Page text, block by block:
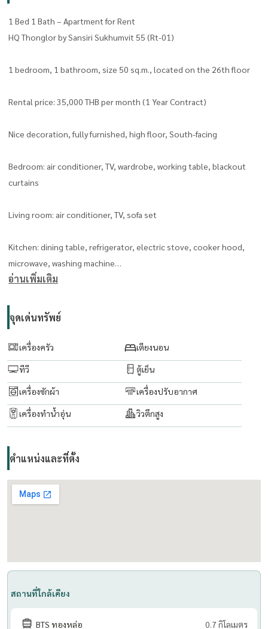
1 Bed 1 Bath – Apartment for Rent
HQ Thonglor by Sansiri Sukhumvit 55 (Rt-01)
1 bedroom, 1 bathroom, size 50 sq.m., located on the 26th floor
Rental price: 35,000 THB per month (1 Year Contract)
Nice decoration, fully furnished, high floor, South-facing
Bedroom: air conditioner, TV, wardrobe, working table, blackout
curtains
Living room: air conditioner, TV, sofa set
Kitchen: dining table, refrigerator, electric stove, cooker hood,
microwave, washing machine
Ready to move in. Suitable for single occupants or couples seeking
a well-appointed unit in Thonglor.
Rent price : 35,000 THB./Month (1 year contract)
Contact for more information or to schedule a viewing.
.................................
Rapeephan :
Tel:(+66)
Email :
rapeephan.tana@gmail.com
LineID : @condo56
อ่านเพิ่มเติม
จุดเด่นทรัพย์
เครื่องครัว เตียงนอน
ทีวี ตู้เย็น
เครื่องซักผ้า เครื่องปรับอากาศ
เครื่องทำน้ำอุ่น วิวตึกสูง
ตำแหน่งและที่ตั้ง
สถานที่ใกล้เคียง
BTS ทองหล่อ 0.7 กิโลเมตร